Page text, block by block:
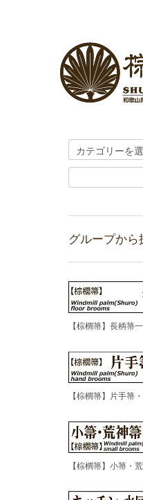
グループから
【棕櫚箒】長柄箒
【棕櫚箒】片手箒
【棕櫚箒】小箒・